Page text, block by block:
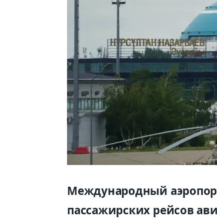
Международный
пассажирских рейсов